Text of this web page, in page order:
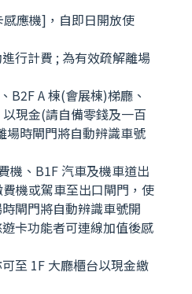
應機]，自即日開放使
行計費 ; 為有效疏解離場
B2F A 棟(會展棟)梯廳、
現金(請自備零錢及一百
場時閘門將自動辨識車號
機、B1F 汽車及機車道出
機或駕車至出口閘門，使
閘門將自動辨識車號開
卡功能者可連線加值後感
至 1F 大廳櫃台以現金繳